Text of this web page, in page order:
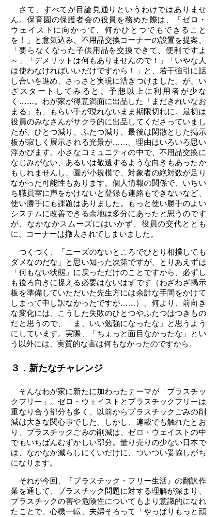
さて、すべてが目論見通りというわけではありませ
ん。保育園の保護者会の役員を務めた際は、「ゼロ・
ウェイストに向かって、何かひとつでもできること
を！」と意気込み、不用品交換コーナーの設置を提案。
「要らなくなった子供用品を交換できて、便利ですよ
～」「デメリットは何もありませんので！」「いやな人
は使わなければいいだけですから！」と、若干強引に話
し合いを進め、さっさと実現に漕ぎつけました。が、い
ざスタートしてみると、予想以上に利用者が少な
く……。わが家が得意満面に出品した「まだきれいなお
まる」も、もらい手が現れないまま期限切れに。最初は
役員のみなさんがサクラ的に出品してくださっていまし
たが、ひとつ減り、ふたつ減り、最後は閑散とした掲示
板が寂しく展示される光景が……。理由はいろいろ思い
浮かびます。小さなコミュニティの中で、不用品交換に
なじみがない、あるいは敬遠するような向きもあったか
もしれませんし、園が小規模で、対象者の絶対数が足り
なかった可能性もあります。個人情報の関係で、いちい
ち職員室に声をかけないと登録も連絡もできないなど、
使い勝手にも課題はありました。もっと使い勝手のよい
システムに改善できる余地は多分にあったと思うのです
が、なかなかスムーズにはいかず、役員の交代ととも
に、コーナーは撤去されてしまいました。
つくづく、「ニーズのないところでひとり相撲しても
ダメなのだな」と思い知った次第ですが、とりあえずは
「何もない状態」に戻っただけのことですから、必ずし
も後ろ向きに捉える必要はないはずです（わざわざ掲示
板を準備していただいた先生方には余計な手間をかけて
しまって申し訳なかったですが……）。何より、前向き
な変化には、こうした失敗のひとつやふたつはつきもの
だと思うので、「ま、いい勉強になったな」と思うよう
にしています。実際、「ちょっと面目なかったな」とい
う以外には、実質的な害は何もなかったのですから。
３．新たなチャレンジ
そんなわが家に新たに加わったテーマが「プラスチッ
クフリー」。ゼロ・ウェイストとプラスチックフリーは
重なり合う部分も多く、以前からプラスチックごみの削
減は大きな関心事でした。しかし、連載でも触れたとお
り、プラスチックごみの削減は、ゼロ・ウェイストの中
でもいちばんむずかしい部分。量り売りの少ない日本で
は、なかなか減らしにくいだけに、ついつい妥協しがち
になります。
それが今回、『プラスチック・フリー生活』の翻訳作
業を通して、プラスチック問題に対する理解が深まり、
プラスチックの害や危険性についてもより意識的になれ
たことで、心機一転、夫婦そろって「やっぱりもっと頑